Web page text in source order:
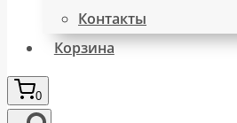
Контакты
Корзина
0